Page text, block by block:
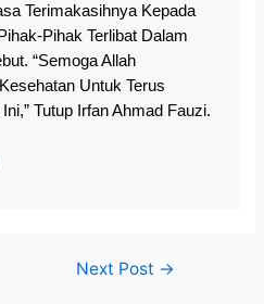
Terimakasihnya Kepada
Pihak Terlibat Dalam
“Semoga Allah
Untuk Terus
Tutup Irfan Ahmad Fauzi.
Next Post →